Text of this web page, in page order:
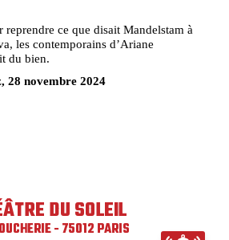
reprendre ce que disait Mandelstam à
les contemporains d’Ariane
du bien.
28 novembre 2024
DU SOLEIL
- 75012 PARIS